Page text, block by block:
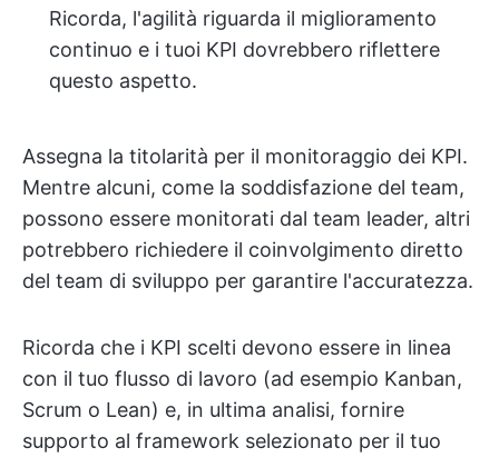
Ricorda, l'agilità riguarda il miglioramento
continuo e i tuoi KPI dovrebbero riflettere
questo aspetto.
Assegna la titolarità per il monitoraggio dei KPI.
Mentre alcuni, come la soddisfazione del team,
possono essere monitorati dal team leader, altri
potrebbero richiedere il coinvolgimento diretto
del team di sviluppo per garantire l'accuratezza.
Ricorda che i KPI scelti devono essere in linea
con il tuo flusso di lavoro (ad esempio Kanban,
Scrum o Lean) e, in ultima analisi, fornire
supporto al framework selezionato per il tuo